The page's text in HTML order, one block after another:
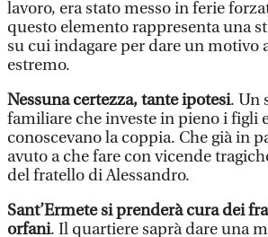
lavoro, era stato messo in ferie
questo elemento rappresenta una
su cui indagare per dare un motivo
estremo.
Nessuna certezza, tante ipotesi. Un
familiare che investe in pieno i figli
conoscevano la coppia. Che già in
avuto a che fare con vicende
del fratello di Alessandro.
Sant’Ermete si prenderà cura dei
orfani. Il quartiere saprà dare una